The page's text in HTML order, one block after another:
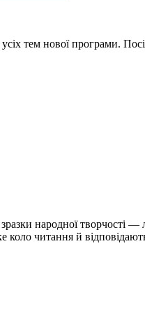
тем нової програми.
народної творчості
коло читання й